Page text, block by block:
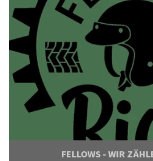
FELLOWS - WIR